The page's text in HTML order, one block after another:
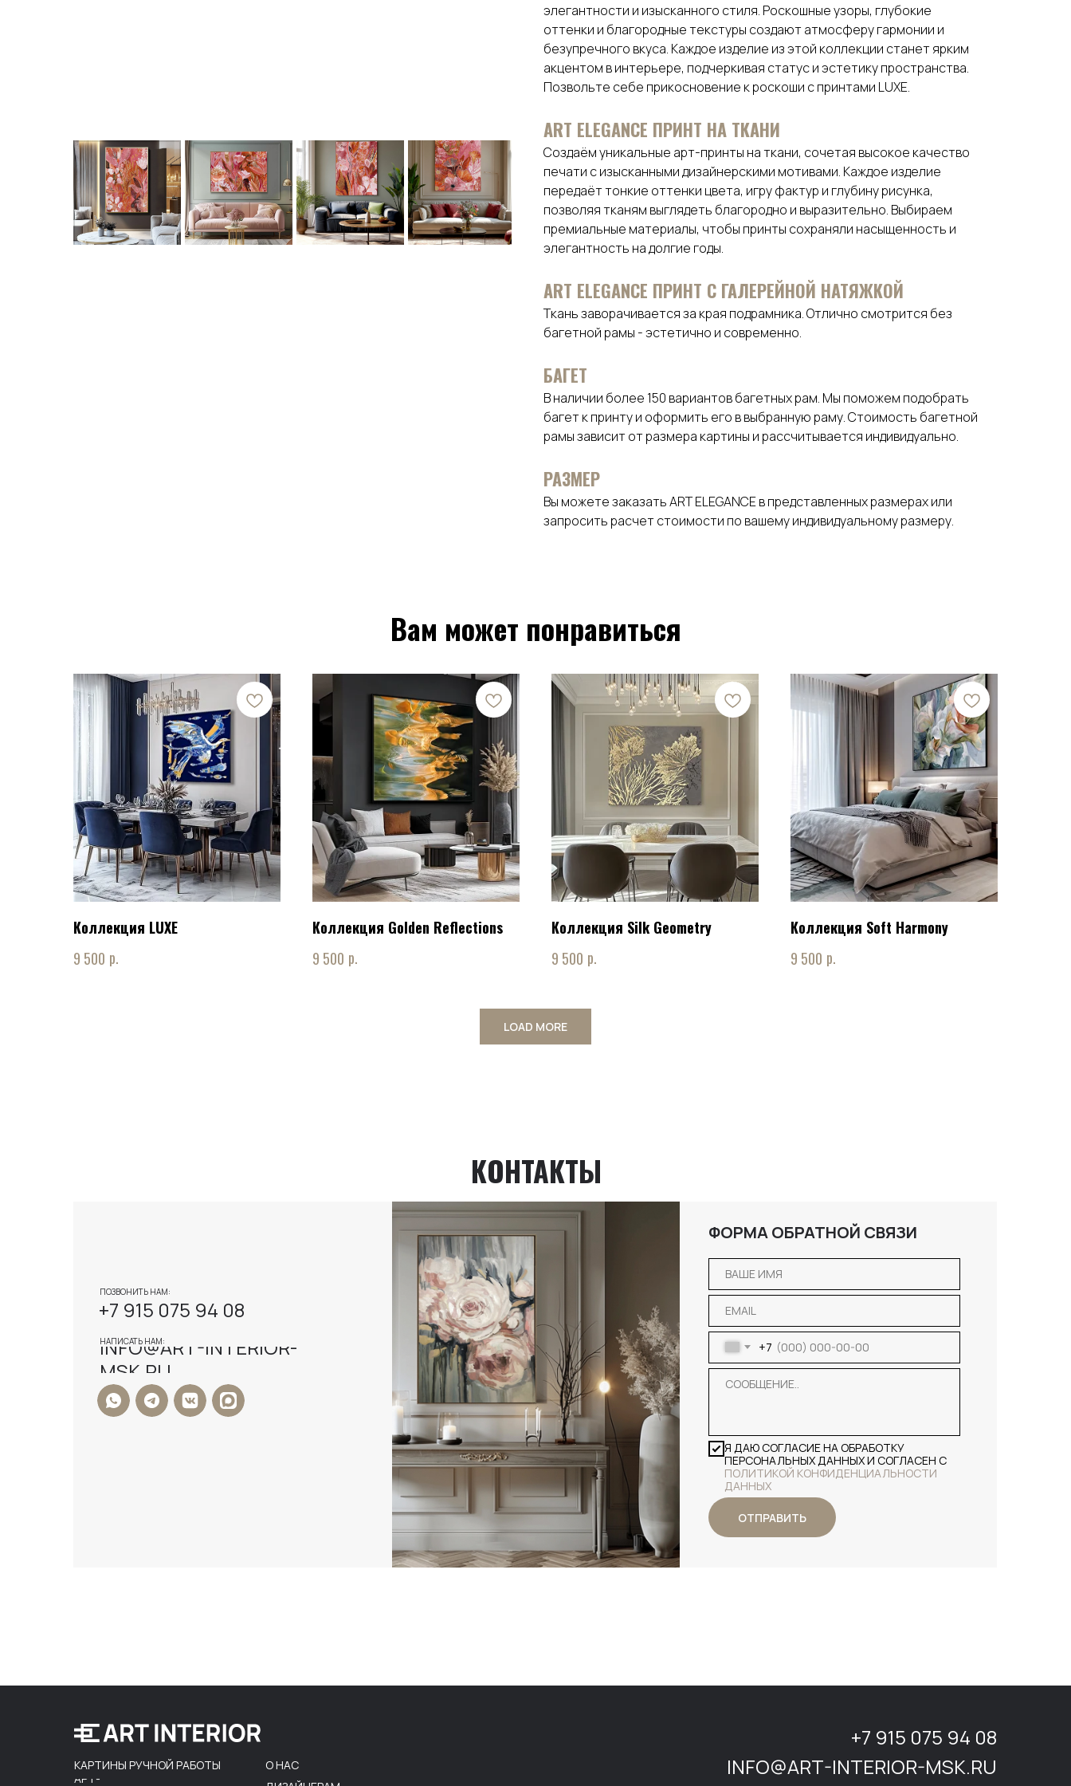
элегантности и изысканного стиля. Роскошные узоры, глубокие
оттенки и благородные текстуры создают атмосферу гармонии и
безупречного вкуса. Каждое изделие из этой коллекции станет ярким
акцентом в интерьере, подчеркивая статус и эстетику пространства.
Позвольте себе прикосновение к роскоши с принтами LUXE.
АRТ ELEGANCE ПРИНТ НА ТКАНИ
Создаём уникальные арт-принты на ткани, сочетая высокое качество
печати с изысканными дизайнерскими мотивами. Каждое изделие
передаёт тонкие оттенки цвета, игру фактур и глубину рисунка,
позволяя тканям выглядеть благородно и выразительно. Выбираем
премиальные материалы, чтобы принты сохраняли насыщенность и
элегантность на долгие годы.
ART ELEGANCE ПРИНТ С ГАЛЕРЕЙНОЙ НАТЯЖКОЙ
Ткань заворачивается за края подрамника. Отлично смотрится без
багетной рамы - эстетично и современно.
БАГЕТ
В наличии более 150 вариантов багетных рам. Мы поможем подобрать
багет к принту и оформить его в выбранную раму. Стоимость багетной
рамы зависит от размера картины и рассчитывается индивидуально.
РАЗМЕР
Вы можете заказать ART ELEGANCE в представленных размерах или
запросить расчет стоимости по вашему индивидуальному размеру.
Вам может понравиться
Коллекция LUXE
9 500 р.
Коллекция Golden Reflections
9 500 р.
Коллекция Silk Geometry
9 500 р.
Коллекция Soft Harmony
9 500 р.
LOAD MORE
КОНТАКТЫ
+7
Я ДАЮ СОГЛАСИЕ НА ОБРАБОТКУ
ПЕРСОНАЛЬНЫХ ДАННЫХ И СОГЛАСЕН С
ПОЛИТИКОЙ КОНФИДЕНЦИАЛЬНОСТИ
ДАННЫХ
ОТПРАВИТЬ
ФОРМА ОБРАТНОЙ СВЯЗИ
+7 915 075 94 08
ПОЗВОНИТЬ НАМ:
INFO@ART-INTERIOR-
MSK.RU
НАПИСАТЬ НАМ:
+7 915 075 94 08
INFO@ART-INTERIOR-MSK.RU
КАРТИНЫ РУЧНОЙ РАБОТЫ
О НАС
АРТ-